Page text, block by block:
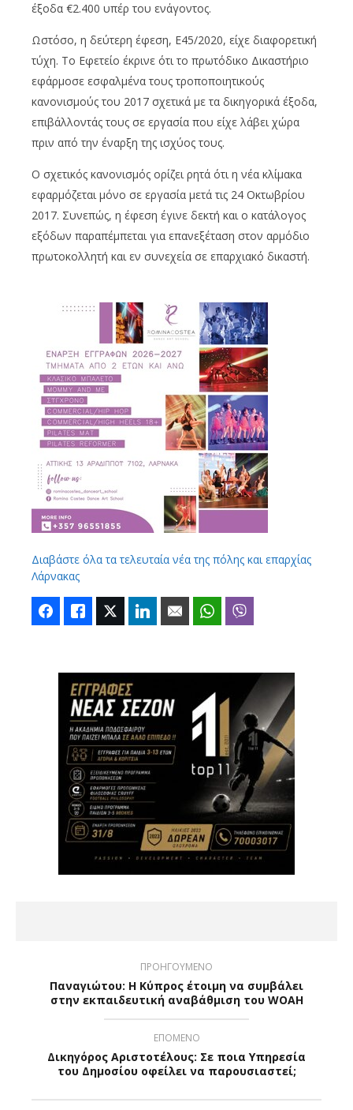
έξοδα €2.400 υπέρ του ενάγοντος.
Ωστόσο, η δεύτερη έφεση, Ε45/2020, είχε διαφορετική
τύχη. Το Εφετείο έκρινε ότι το πρωτόδικο Δικαστήριο
εφάρμοσε εσφαλμένα τους τροποποιητικούς
κανονισμούς του 2017 σχετικά με τα δικηγορικά έξοδα,
επιβάλλοντάς τους σε εργασία που είχε λάβει χώρα
πριν από την έναρξη της ισχύος τους.
Ο σχετικός κανονισμός ορίζει ρητά ότι η νέα κλίμακα
εφαρμόζεται μόνο σε εργασία μετά τις 24 Οκτωβρίου
2017. Συνεπώς, η έφεση έγινε δεκτή και ο κατάλογος
εξόδων παραπέμπεται για επανεξέταση στον αρμόδιο
πρωτοκολλητή και εν συνεχεία σε επαρχιακό δικαστή.
Διαβάστε όλα τα τελευταία νέα της πόλης και επαρχίας
Λάρνακας
FacebookLike Twitter LinkedIn Email WhatsApp
ΠΡΟΗΓΟΥΜΕΝΟ
Παναγιώτου: Η Κύπρος έτοιμη να συμβάλει
στην εκπαιδευτική αναβάθμιση του WOAH
ΕΠΟΜΕΝΟ
Δικηγόρος Αριστοτέλους: Σε ποια Υπηρεσία
του Δημοσίου οφείλει να παρουσιαστεί;